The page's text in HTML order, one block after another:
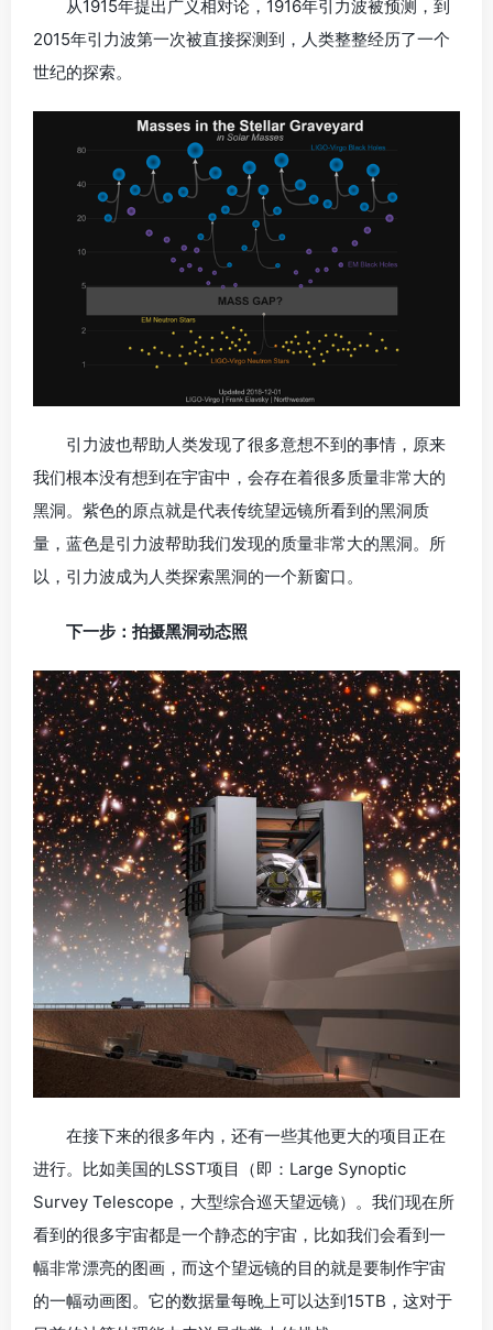
从1915年提出广义相对论，1916年引力波被预测，到
2015年引力波第一次被直接探测到，人类整整经历了一个
世纪的探索。
引力波也帮助人类发现了很多意想不到的事情，原来
我们根本没有想到在宇宙中，会存在着很多质量非常大的
黑洞。紫色的原点就是代表传统望远镜所看到的黑洞质
量，蓝色是引力波帮助我们发现的质量非常大的黑洞。所
以，引力波成为人类探索黑洞的一个新窗口。
下一步：拍摄黑洞动态照
在接下来的很多年内，还有一些其他更大的项目正在
进行。比如美国的LSST项目（即：Large Synoptic
Survey Telescope，大型综合巡天望远镜）。我们现在所
看到的很多宇宙都是一个静态的宇宙，比如我们会看到一
幅非常漂亮的图画，而这个望远镜的目的就是要制作宇宙
的一幅动画图。它的数据量每晚上可以达到15TB，这对于